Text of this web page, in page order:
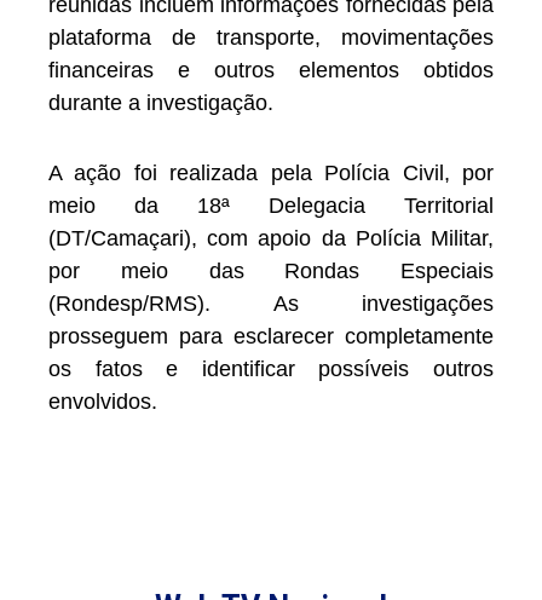
plataforma de transporte, movimentações
financeiras e outros elementos obtidos
durante a investigação.
A ação foi realizada pela Polícia Civil, por
meio da 18ª Delegacia Territorial
(DT/Camaçari), com apoio da Polícia Militar,
por meio das Rondas Especiais
(Rondesp/RMS). As investigações
prosseguem para esclarecer completamente
os fatos e identificar possíveis outros
envolvidos.